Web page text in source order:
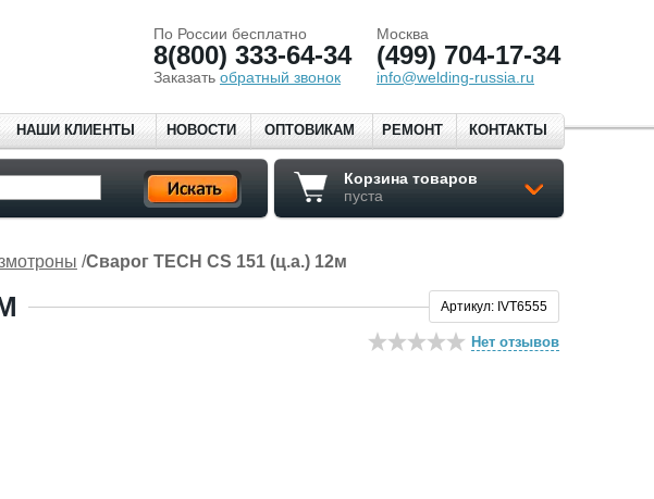
По России бесплатно
8(800) 333-64-34
Заказать обратный звонок
Москва
(499) 704-17-34
info@welding-russia.ru
НАШИ КЛИЕНТЫ НОВОСТИ ОПТОВИКАМ РЕМОНТ КОНТАКТЫ
Корзина товаров
пуста
/Сварог TECH CS 151 (ц.а.) 12м
Нет отзывов
Артикул: IVT6555